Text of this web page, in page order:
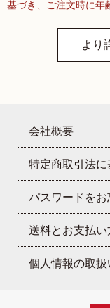
基づき、ご注文時に年
より
会社概要
特定商取引法
パスワードを
送料とお支払
個人情報の取扱